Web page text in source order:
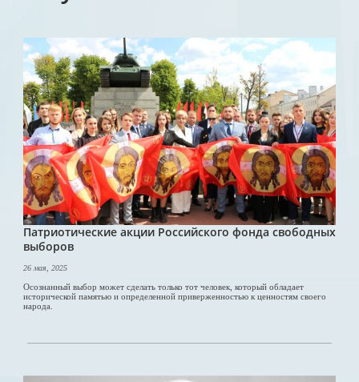
Патриотические акции Российского фонда свободных
выборов
26 мая, 2025
Осознанный выбор может сделать только тот человек, который обладает
исторической памятью и определенной приверженностью к ценностям своего
народа.